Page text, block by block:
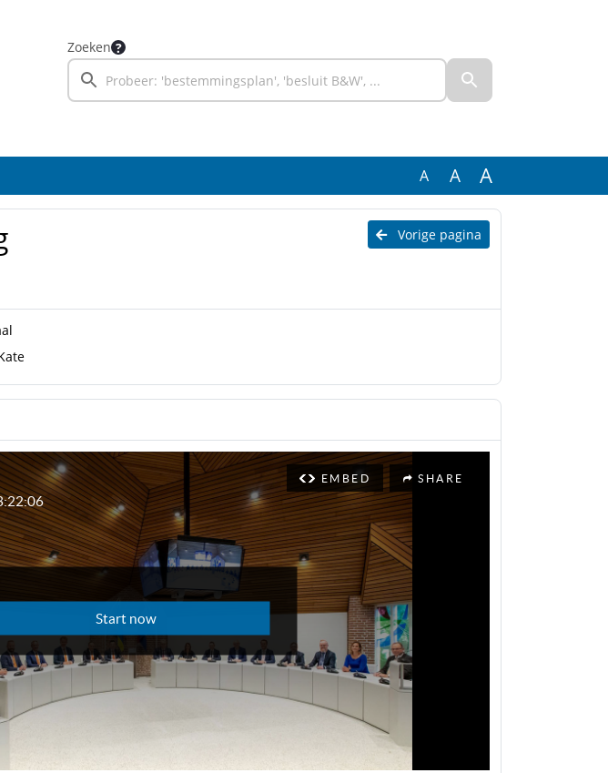
Zoeken
A A A
Vorige pagina